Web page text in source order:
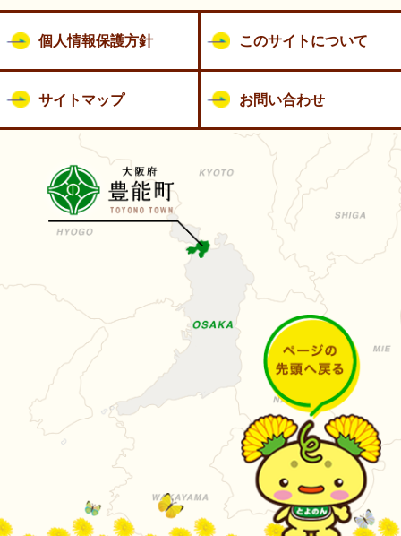
個人情報保護方針 このサイトについて
サイトマップ お問い合わせ